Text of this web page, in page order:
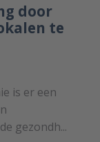
door
te
is er een
gezondh...